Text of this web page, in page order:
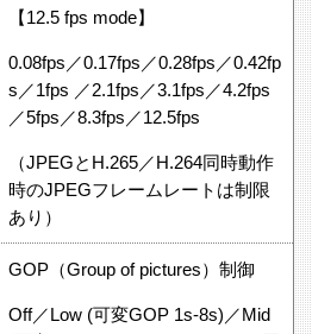
【12.5 fps mode】
0.08fps／0.17fps／0.28fps／0.42fp
s／1fps ／2.1fps／3.1fps／4.2fps
／5fps／8.3fps／12.5fps
（JPEGとH.265／H.264同時動作
時のJPEGフレームレートは制限
あり）
GOP（Group of pictures）制御
Off／Low (可変GOP 1s-8s)／Mid